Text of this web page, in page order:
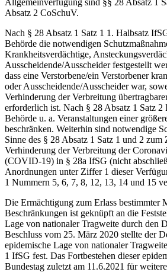
Allgemeinverfügung sind §§ 28 Absatz 1
Absatz 2 CoSchuV.
Nach § 28 Absatz 1 Satz 1 1. Halbsatz
Behörde die notwendigen
Krankheitsverdächtige,
Ausscheidende/Ausscheider festgestellt
dass eine Verstorbene/ein Verstorbener
oder Ausscheidende/Ausscheider war,
Verhinderung der Verbreitung
erforderlich ist. Nach § 28 Absatz 1 Satz 2
Behörde u. a. Veranstaltungen einer
beschränken. Weiterhin sind notwendige
Sinne des § 28 Absatz 1 Satz 1 und 2 zum
Verhinderung der Verbreitung der
(COVID-19) in § 28a IfSG (nicht
Anordnungen unter Ziffer 1 dieser
1 Nummern 5, 6, 7, 8, 12, 13, 14 und 15
Die Ermächtigung zum Erlass bestimmter
Beschränkungen ist geknüpft an die
Lage von nationaler Tragweite durch den
Beschluss vom 25. März 2020 stellte der
epidemische Lage von nationaler
1 IfSG fest. Das Fortbestehen dieser
Bundestag zuletzt am 11.6.2021 für